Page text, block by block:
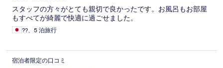
スタッフの方々がとても親切で良かったです。お風呂もお部屋
もすべてが綺麗で快適に過ごせました。
??、5 泊旅行
宿泊者限定の口コミ